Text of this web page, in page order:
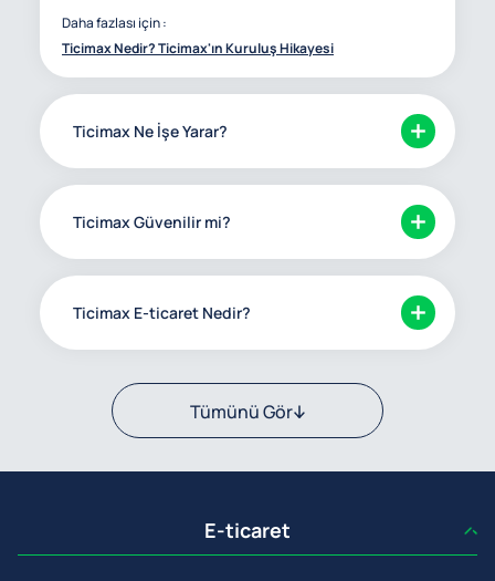
Daha fazlası için :
Ticimax Nedir? Ticimax'ın Kuruluş Hikayesi
Ticimax Ne İşe Yarar?
Ticimax Güvenilir mi?
Ticimax E-ticaret Nedir?
Tümünü Gör
E-ticaret